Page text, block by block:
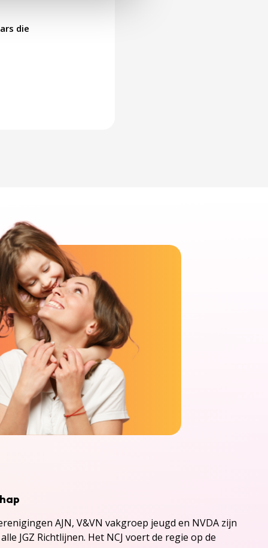
die
AJN, V&VN vakgroep jeugd en NVDA zijn
JGZ Richtlijnen. Het NCJ voert de regie op de